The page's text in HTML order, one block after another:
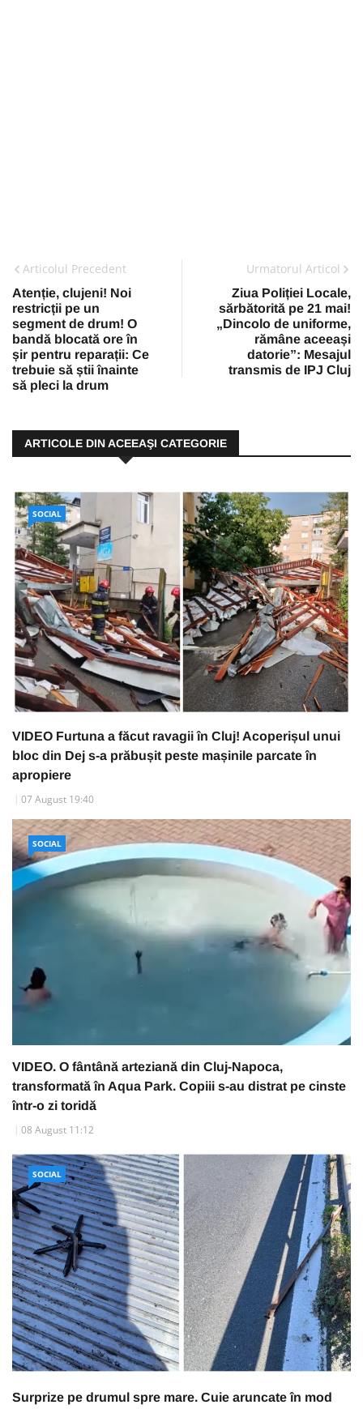
Articolul Precedent
Atenție, clujeni! Noi
restricții pe un
segment de drum! O
bandă blocată ore în
șir pentru reparații: Ce
trebuie să știi înainte
să pleci la drum
Urmatorul Articol
Ziua Poliției Locale,
sărbătorită pe 21 mai!
„Dincolo de uniforme,
rămâne aceeași
datorie”: Mesajul
transmis de IPJ Cluj
ARTICOLE DIN ACEEAŞI CATEGORIE
SOCIAL
VIDEO Furtuna a făcut ravagii în Cluj! Acoperișul unui
bloc din Dej s-a prăbușit peste mașinile parcate în
apropiere
07 August 19:40
SOCIAL
VIDEO. O fântână arteziană din Cluj-Napoca,
transformată în Aqua Park. Copiii s-au distrat pe cinste
într-o zi toridă
08 August 11:12
SOCIAL
Surprize pe drumul spre mare. Cuie aruncate în mod